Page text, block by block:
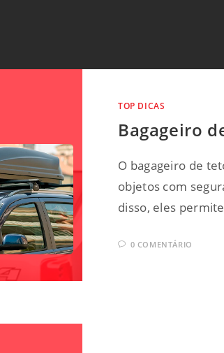
TOP DICAS
Bagageiro
O bagageiro de
objetos com
disso, eles
0 COMENTÁRIO